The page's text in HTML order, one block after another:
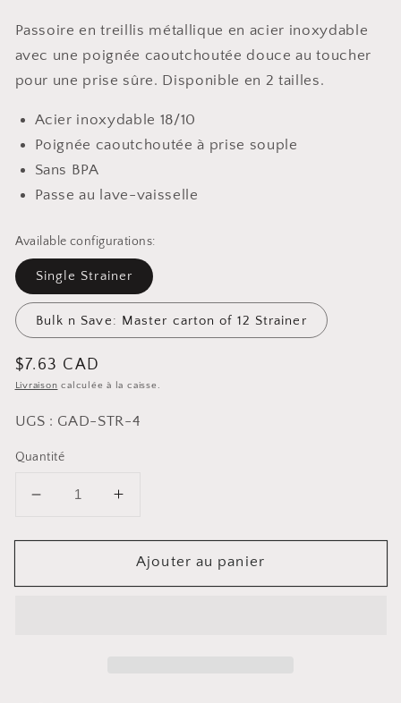
Passoire en treillis métallique en acier inoxydable
avec une poignée caoutchoutée douce au toucher
pour une prise sûre. Disponible en 2 tailles.
Acier inoxydable 18/10
Poignée caoutchoutée à prise souple
Sans BPA
Passe au lave-vaisselle
Available configurations:
Single Strainer
Bulk n Save: Master carton of 12 Strainer
Prix
​​
$7.63 CAD
Livraison calculée à la caisse.
UGS : GAD-STR-4
Quantité
Diminuer
quantité
Crépine
Augmenter
quantité
pour
Crépine
Ajouter au panier